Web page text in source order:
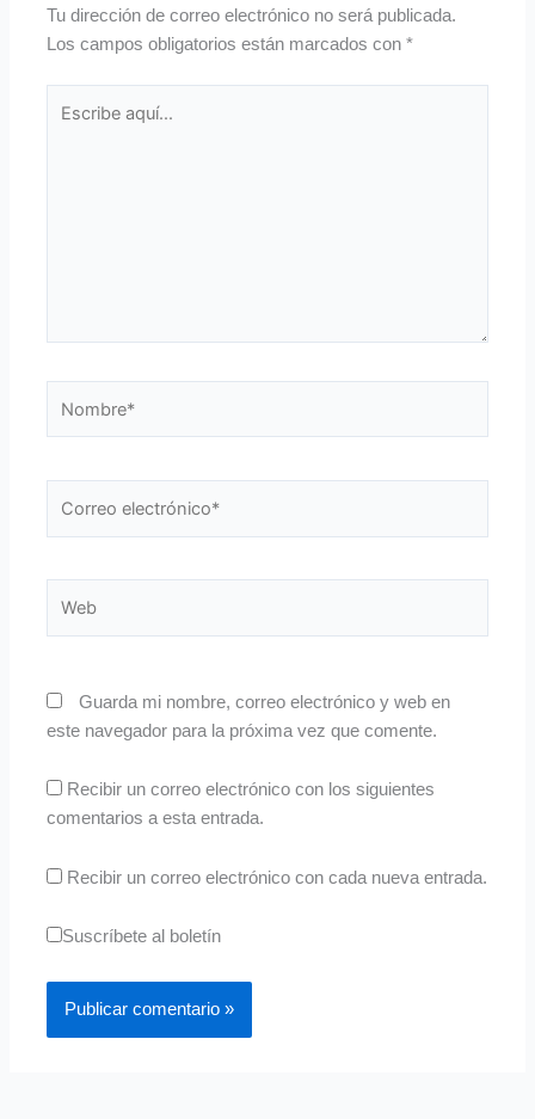
Tu dirección de correo electrónico no será publicada.
Los campos obligatorios están marcados con*
Guarda mi nombre, correo electrónico y web en
este navegador para la próxima vez que comente.
Recibir un correo electrónico con los siguientes
comentarios a esta entrada.
Recibir un correo electrónico con cada nueva entrada.
Suscríbete al boletín